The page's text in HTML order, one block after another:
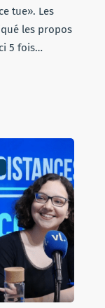
tue». Les
les propos
5 fois…